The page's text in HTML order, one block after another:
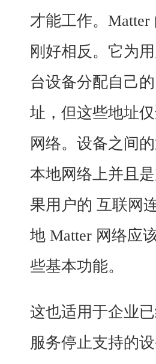
才能工作。Matter
刚好相反。它为
台设备分配自己
址，但这些地址
网络。设备之间
本地网络上并且
果用户的 互联网
地 Matter 网络应
些基本功能。
这也适用于企业
服务停止支持的